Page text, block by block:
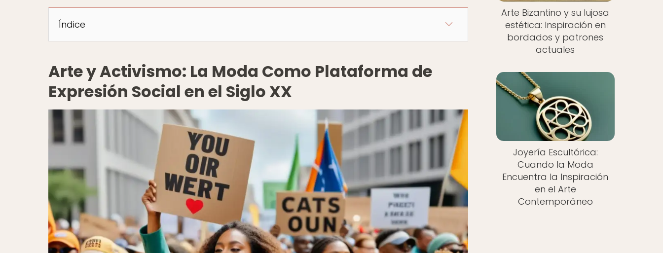
Índice
Arte y Activismo: La Moda Como Plataforma de
Expresión Social en el Siglo XX
Arte Bizantino y su lujosa
estética: Inspiración en
bordados y patrones
actuales
Joyería Escultórica:
Cuando la Moda
Encuentra la Inspiración
en el Arte
Contemporáneo